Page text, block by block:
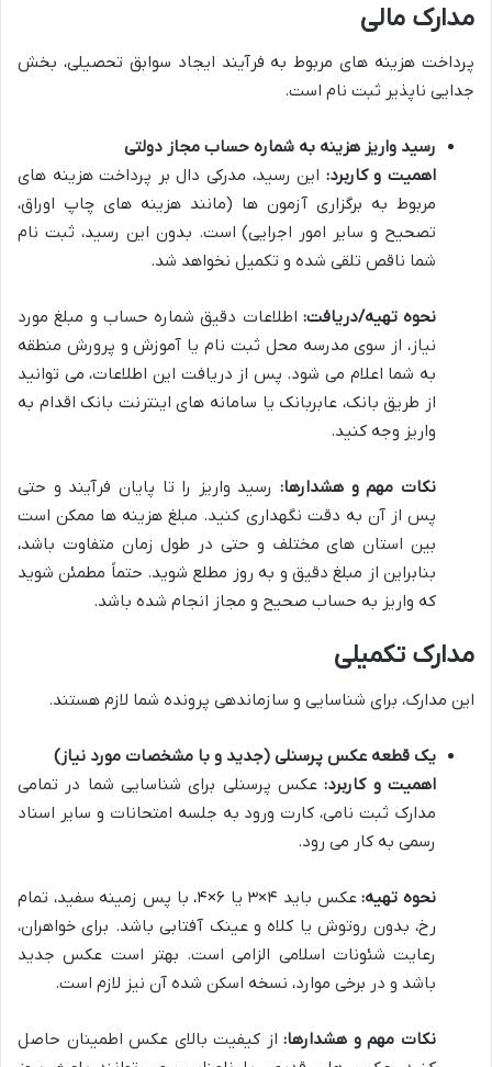
مدارک مالی
پرداخت هزینه های مربوط به فرآیند ایجاد سوابق تحصیلی، بخش
جدایی ناپذیر ثبت نام است.
رسید واریز هزینه به شماره حساب مجاز دولتی
اهمیت و کاربرد: این رسید، مدرکی دال بر پرداخت هزینه های
مربوط به برگزاری آزمون ها (مانند هزینه های چاپ اوراق،
تصحیح و سایر امور اجرایی) است. بدون این رسید، ثبت نام
شما ناقص تلقی شده و تکمیل نخواهد شد.
نحوه تهیه/دریافت: اطلاعات دقیق شماره حساب و مبلغ مورد
نیاز، از سوی مدرسه محل ثبت نام یا آموزش و پرورش منطقه
به شما اعلام می شود. پس از دریافت این اطلاعات، می توانید
از طریق بانک، عابربانک یا سامانه های اینترنت بانک اقدام به
واریز وجه کنید.
نکات مهم و هشدارها:رسید واریز را تا پایان فرآیند و حتی
پس از آن به دقت نگهداری کنید. مبلغ هزینه ها ممکن است
بین استان های مختلف و حتی در طول زمان متفاوت باشد،
بنابراین از مبلغ دقیق و به روز مطلع شوید. حتماً مطمئن شوید
که واریز به حساب صحیح و مجاز انجام شده باشد.
مدارک تکمیلی
این مدارک، برای شناسایی و سازماندهی پرونده شما لازم هستند.
یک قطعه عکس پرسنلی (جدید و با مشخصات مورد نیاز)
اهمیت و کاربرد:عکس پرسنلی برای شناسایی شما در تمامی
مدارک ثبت نامی، کارت ورود به جلسه امتحانات و سایر اسناد
رسمی به کار می رود.
نحوه تهیه:
عکس باید ۴×۳ یا ۶×۴، با پس زمینه سفید، تمام
رخ، بدون روتوش یا کلاه و عینک آفتابی باشد. برای خواهران،
رعایت شئونات اسلامی الزامی است. بهتر است عکس جدید
باشد و در برخی موارد، نسخه اسکن شده آن نیز لازم است.
نکات مهم و هشدارها:از کیفیت بالای عکس اطمینان حاصل